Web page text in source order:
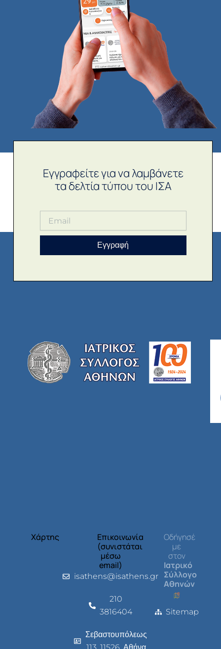
Εγγραφείτε για να λαμβάνετε
τα δελτία τύπου του ΙΣΑ
Εγγραφή
Χάρτης
Επικοινωνία
(συνιστάται
μέσω
email)
isathens@isathens.gr
210
3816404
Σεβαστουπόλεως
Οδήγησέ
με
στον
Ιατρικό
Σύλλογο
Αθηνών
Sitemap